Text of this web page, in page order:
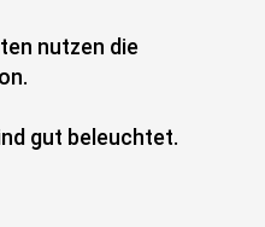
nutzen die
gut beleuchtet.